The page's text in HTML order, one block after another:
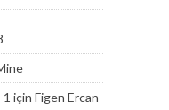
için Figen Ercan